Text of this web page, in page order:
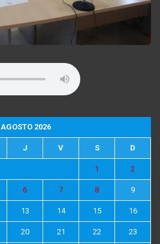
AGOSTO 2026
J V S D
1 2
6 7 8 9
13 14 15 16
20 21 22 23